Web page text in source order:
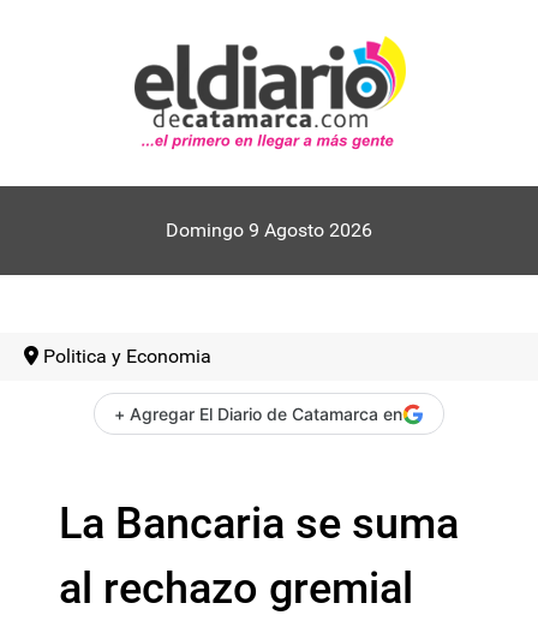
Domingo 9 Agosto 2026
Politica y Economia
+ Agregar El Diario de Catamarca en
La Bancaria se suma
al rechazo gremial